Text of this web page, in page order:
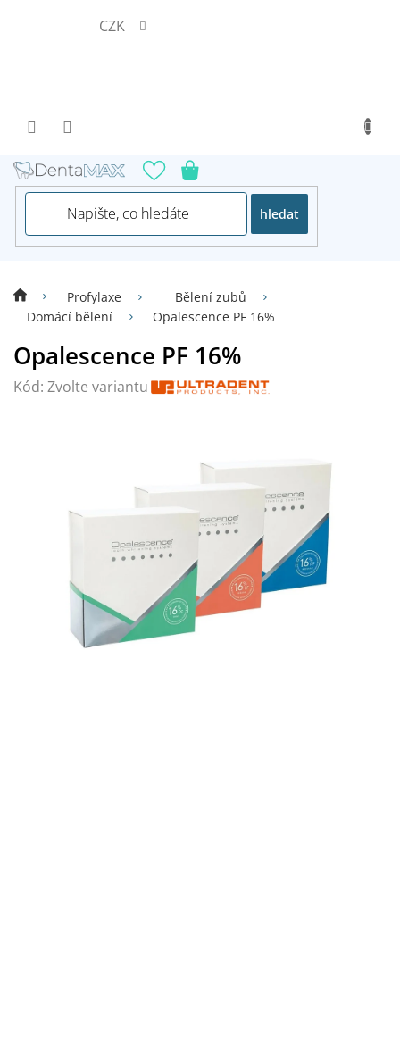
CZK
hledat
Profylaxe
Bělení zubů
Domácí bělení
Opalescence PF 16%
Opalescence PF 16%
Kód: Zvolte variantu